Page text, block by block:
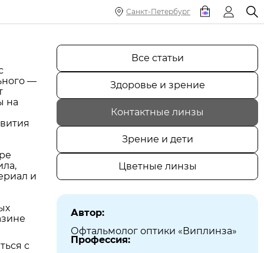
Санкт-Петербург
—
на
и
с
Все статьи
Здоровье и зрение
Контактные линзы
Зрение и дети
Цветные линзы
Автор:
Офтальмолог оптики «Виплинза»
Профессия: